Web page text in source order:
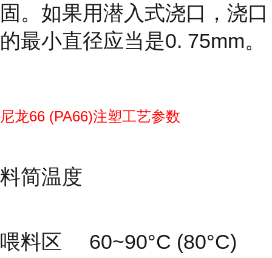
固。如果用潜入式浇口，浇口
的最小直径应当是0. 75mm。
尼龙66 (PA66)注塑工艺参数
料简温度
喂料区 60~90°C (80°C)